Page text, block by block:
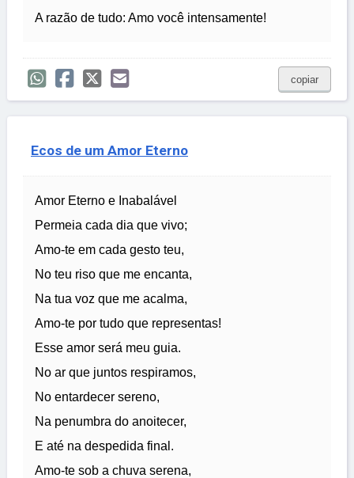
A razão de tudo: Amo você intensamente!
copiar
Ecos de um Amor Eterno
Amor Eterno e Inabalável
Permeia cada dia que vivo;
Amo-te em cada gesto teu,
No teu riso que me encanta,
Na tua voz que me acalma,
Amo-te por tudo que representas!
Esse amor será meu guia.
No ar que juntos respiramos,
No entardecer sereno,
Na penumbra do anoitecer,
E até na despedida final.
Amo-te sob a chuva serena,